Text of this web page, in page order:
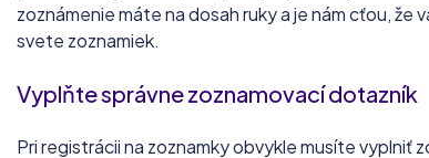
zoznámenie máte na dosah ruky a je nám cťou, že
svete zoznamiek.
Vyplňte správne zoznamovací dotazník
Pri registrácii na zoznamky obvykle musíte vyplniť